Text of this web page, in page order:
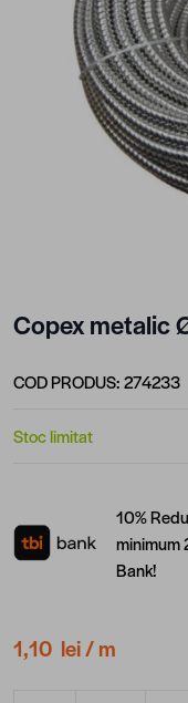
Copex metalic
COD PRODUS:274233
Stoc limitat
10%
minimum
Bank!
1,10 lei/ m